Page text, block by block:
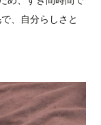
、自分らしさと